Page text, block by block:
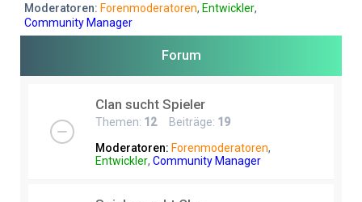
Moderatoren: Forenmoderatoren, Entwickler,
Community Manager
Forum
Clan sucht Spieler
Themen: 12Beiträge: 19
Moderatoren: Forenmoderatoren,
Entwickler, Community Manager